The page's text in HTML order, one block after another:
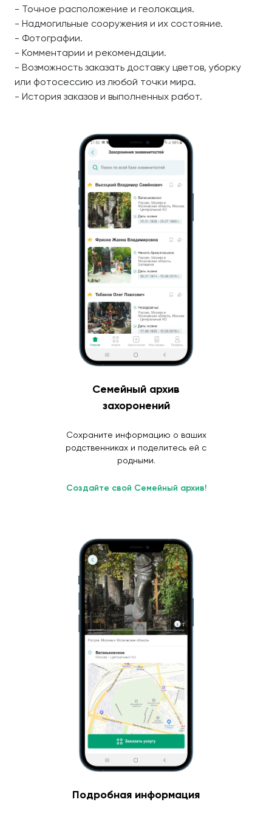
- Точное расположение и геолокация.
- Надмогильные сооружения и их состояние.
- Фотографии.
- Комментарии и рекомендации.
- Возможность заказать доставку цветов, уборку
или фотосессию из любой точки мира.
- История заказов и выполненных работ.
Семейный архив
захоронений
Сохраните информацию о ваших
родственниках и поделитесь ей с
родными.
Создайте свой Семейный архив!
Подробная информация